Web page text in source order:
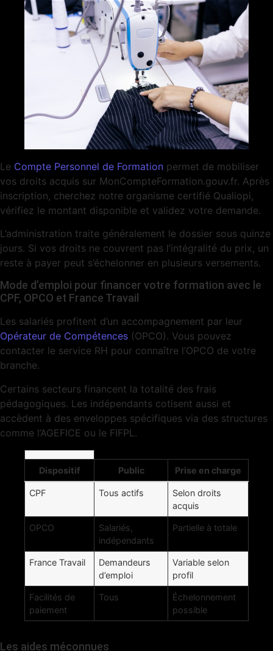
Le Compte Personnel de Formation permet de mobiliser
vos droits acquis sur MonCompteFormation.gouv.fr. Après
inscription, cherchez notre organisme certifié Qualiopi,
vérifiez le montant disponible et validez votre demande.
L’administration traite généralement le dossier sous quinze
jours. Si vos droits ne couvrent pas l’intégralité du prix, un
reste à payer peut s’échelonner en plusieurs versements.
Mode d’emploi pour financer votre formation avec le
CPF, OPCO et France Travail
Les salariés profitent d’un accompagnement par leur
Opérateur de Compétences (OPCO). Vous pouvez
contacter le service RH pour connaître l’OPCO de votre
branche.
Certains secteurs financent la totalité des frais
pédagogiques. Les indépendants cotisent aussi et
accèdent à des enveloppes spécifiques via des structures
comme l’AGEFICE ou le FIFPL.
Dispositif Public Prise en charge
CPF Tous actifs
Selon droits
acquis
OPCO
Salariés,
indépendants
Partielle à totale
France Travail
Demandeurs
d’emploi
Variable selon
profil
Facilités de
paiement
Tous
Échelonnement
possible
Les aides méconnues